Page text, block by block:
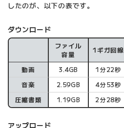
したのが、以下の表です。
ダウンロード
ダウンロード
ファイル
容量
1ギガ回線
動画 3.4GB 1分22秒
音楽
2.59GB 4分53秒
圧縮書類
1.19GB 2分28秒
アップロード